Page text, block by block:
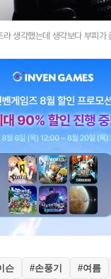
라 생각했는데 생각보다 부피
슨 #손풍기 #여름